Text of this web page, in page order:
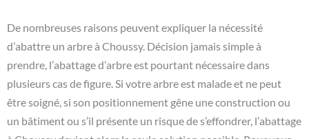
De nombreuses raisons peuvent expliquer la nécessité
d’abattre un arbre à Choussy. Décision jamais simple à
prendre, l’abattage d’arbre est pourtant nécessaire dans
plusieurs cas de figure. Si votre arbre est malade et ne peut
être soigné, si son positionnement gêne une construction ou
un bâtiment ou s’il présente un risque de s’effondrer, l’abattage